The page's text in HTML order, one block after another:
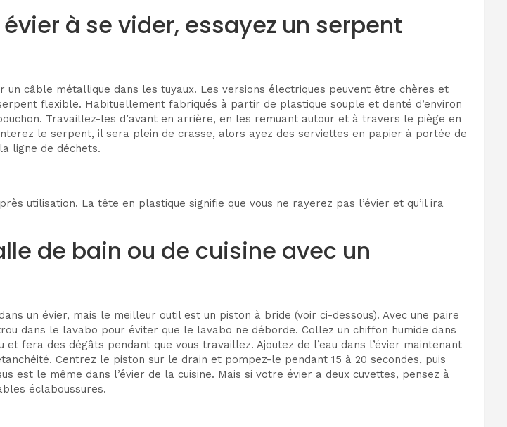
à se vider, essayez un serpent
câble métallique dans les tuyaux. Les versions électriques peuvent être chères et
flexible. Habituellement fabriqués à partir de plastique souple et denté d’environ
Travaillez-les d’avant en arrière, en les remuant autour et à travers le piège en
le serpent, il sera plein de crasse, alors ayez des serviettes en papier à portée de
ligne de déchets.
utilisation. La tête en plastique signifie que vous ne rayerez pas l’évier et qu’il ira
de bain ou de cuisine avec un
un évier, mais le meilleur outil est un piston à bride (voir ci-dessous). Avec une paire
dans le lavabo pour éviter que le lavabo ne déborde. Collez un chiffon humide dans
fera des dégâts pendant que vous travaillez. Ajoutez de l’eau dans l’évier maintenant
Centrez le piston sur le drain et pompez-le pendant 15 à 20 secondes, puis
est le même dans l’évier de la cuisine. Mais si votre évier a deux cuvettes, pensez à
éclaboussures.